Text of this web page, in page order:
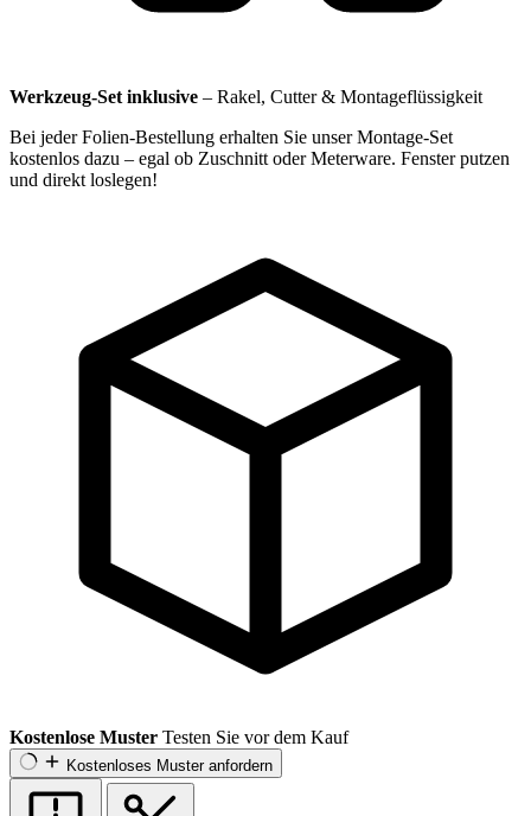
Werkzeug-Set inklusive – Rakel, Cutter & Montageflüssigkeit
Bei jeder Folien-Bestellung erhalten Sie unser Montage-Set
kostenlos dazu – egal ob Zuschnitt oder Meterware. Fenster putzen
und direkt loslegen!
Kostenlose Muster Testen Sie vor dem Kauf
Kostenloses Muster anfordern